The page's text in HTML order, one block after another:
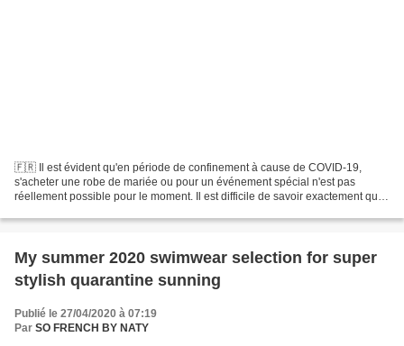
🇫🇷 Il est évident qu'en période de confinement à cause de COVID-19,
s'acheter une robe de mariée ou pour un événement spécial n'est pas
réellement possible pour le moment. Il est difficile de savoir exactement quoi
My summer 2020 swimwear selection for super
stylish quarantine sunning
Publié le 27/04/2020 à 07:19
Par SO FRENCH BY NATY